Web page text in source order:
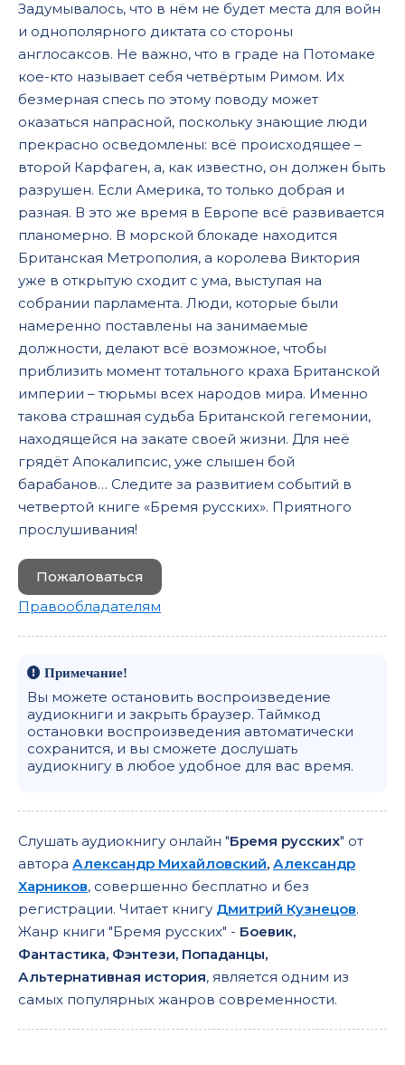
Задумывалось, что в нём не будет места для войн
и однополярного диктата со стороны
англосаксов. Не важно, что в граде на Потомаке
кое-кто называет себя четвёртым Римом. Их
безмерная спесь по этому поводу может
оказаться напрасной, поскольку знающие люди
прекрасно осведомлены: всё происходящее –
второй Карфаген, а, как известно, он должен быть
разрушен. Если Америка, то только добрая и
разная. В это же время в Европе всё развивается
планомерно. В морской блокаде находится
Британская Метрополия, а королева Виктория
уже в открытую сходит с ума, выступая на
собрании парламента. Люди, которые были
намеренно поставлены на занимаемые
должности, делают всё возможное, чтобы
приблизить момент тотального краха Британской
империи – тюрьмы всех народов мира. Именно
такова страшная судьба Британской гегемонии,
находящейся на закате своей жизни. Для неё
грядёт Апокалипсис, уже слышен бой
барабанов… Следите за развитием событий в
четвертой книге «Бремя русских». Приятного
прослушивания!
Пожаловаться
Правообладателям
Примечание!
Вы можете остановить воспроизведение
аудиокниги и закрыть браузер. Таймкод
остановки воспроизведения автоматически
сохранится, и вы сможете дослушать
аудиокнигу в любое удобное для вас время.
Слушать аудиокнигу онлайн "Бремя русских" от
автора Александр Михайловский, Александр
Харников, совершенно бесплатно и без
регистрации. Читает книгу Дмитрий Кузнецов.
Жанр книги "Бремя русских" - Боевик,
Фантастика, Фэнтези, Попаданцы,
Альтернативная история, является одним из
самых популярных жанров современности.